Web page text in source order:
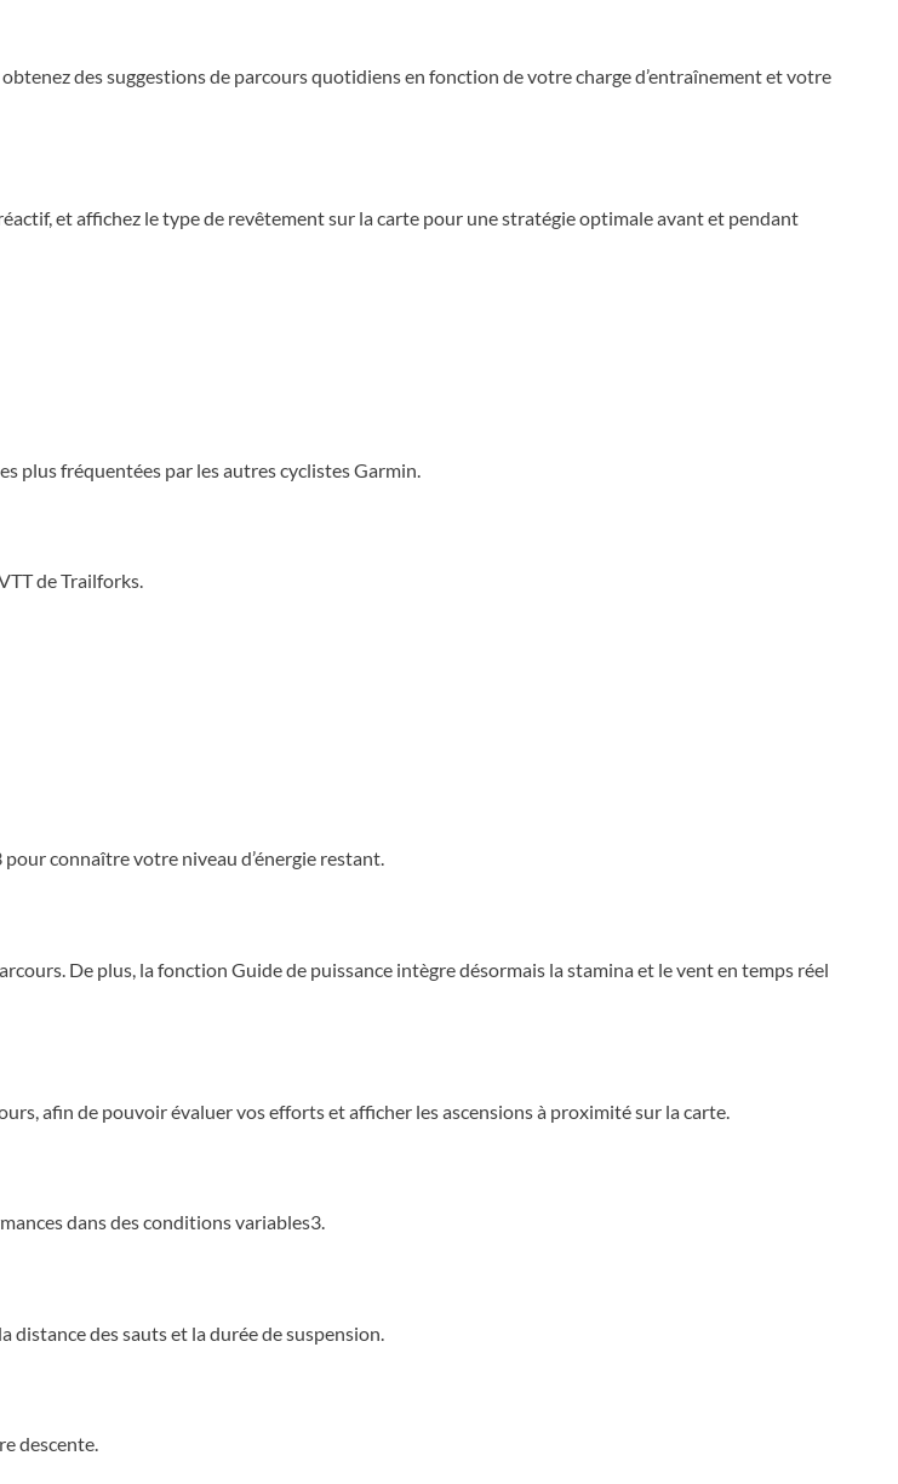
des suggestions de parcours quotidiens en fonction de votre charge d’entraînement et votre
et affichez le type de revêtement sur la carte pour une stratégie optimale avant et pendant
plus fréquentées par les autres cyclistes Garmin.
de Trailforks.
connaître votre niveau d’énergie restant.
De plus, la fonction Guide de puissance intègre désormais la stamina et le vent en temps réel
afin de pouvoir évaluer vos efforts et afficher les ascensions à proximité sur la carte.
dans des conditions variables3.
distance des sauts et la durée de suspension.
descente.